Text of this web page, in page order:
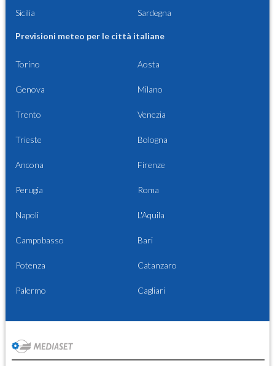
Sicilia Sardegna
Previsioni meteo per le città italiane
Torino Aosta
Genova Milano
Trento Venezia
Trieste Bologna
Ancona Firenze
Perugia Roma
Napoli L'Aquila
Campobasso Bari
Potenza Catanzaro
Palermo Cagliari